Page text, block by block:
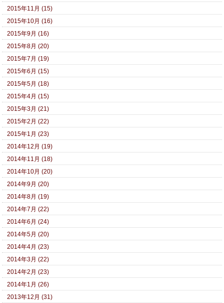
2015年11月 (15)
2015年10月 (16)
2015年9月 (16)
2015年8月 (20)
2015年7月 (19)
2015年6月 (15)
2015年5月 (18)
2015年4月 (15)
2015年3月 (21)
2015年2月 (22)
2015年1月 (23)
2014年12月 (19)
2014年11月 (18)
2014年10月 (20)
2014年9月 (20)
2014年8月 (19)
2014年7月 (22)
2014年6月 (24)
2014年5月 (20)
2014年4月 (23)
2014年3月 (22)
2014年2月 (23)
2014年1月 (26)
2013年12月 (31)